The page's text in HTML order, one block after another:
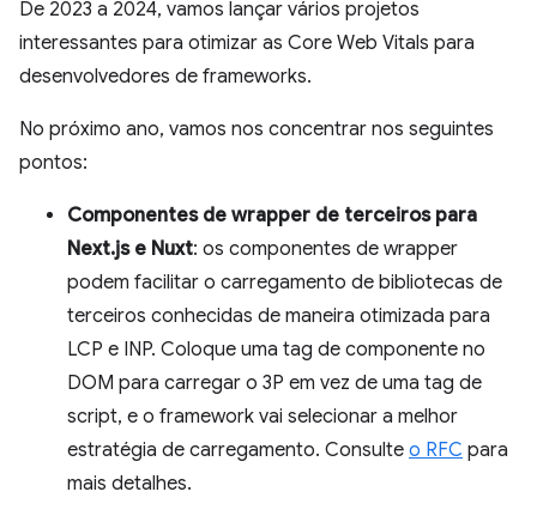
De 2023 a 2024, vamos lançar vários projetos
interessantes para otimizar as Core Web Vitals para
desenvolvedores de frameworks.
No próximo ano, vamos nos concentrar nos seguintes
pontos:
Componentes de wrapper de terceiros para
Next.js e Nuxt: os componentes de wrapper
podem facilitar o carregamento de bibliotecas de
terceiros conhecidas de maneira otimizada para
LCP e INP. Coloque uma tag de componente no
DOM para carregar o 3P em vez de uma tag de
script, e o framework vai selecionar a melhor
estratégia de carregamento. Consulte o RFC para
mais detalhes.